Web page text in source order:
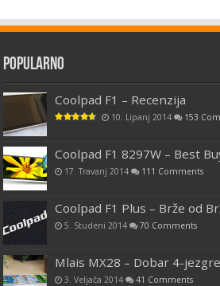
Popularno
Coolpad F1 – Recenzija
10. Lipanj 2014 153
Coolpad F1 8297W – Best
17. Travanj 2014 111 Comments
Coolpad F1 Plus – Brže od
5. Studeni 2014 70 Comments
Mlais MX28 – Dobar 4-
3. Veljača 2014 41 Comments